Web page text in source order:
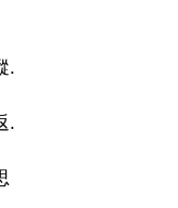
.
.